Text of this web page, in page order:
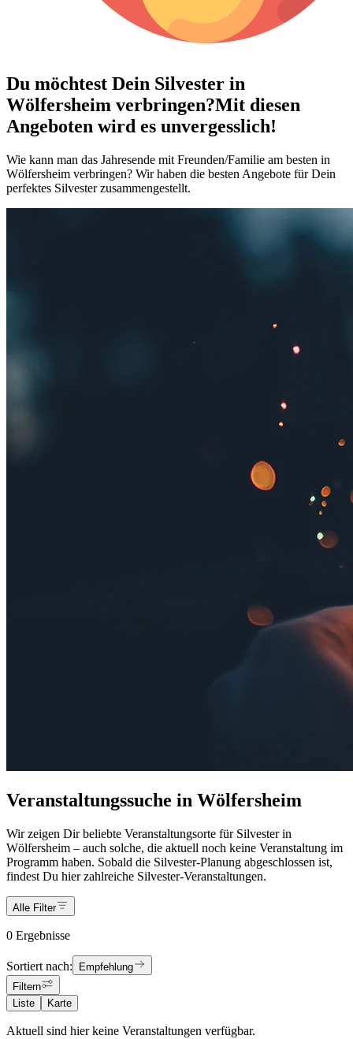
Du möchtest Dein Silvester in
Wölfersheim verbringen?Mit diesen
Angeboten wird es unvergesslich!
Wie kann man das Jahresende mit Freunden/Familie am besten in
Wölfersheim verbringen? Wir haben die besten Angebote für Dein
perfektes Silvester zusammengestellt.
Veranstaltungssuche in Wölfersheim
Wir zeigen Dir beliebte Veranstaltungsorte für Silvester in
Wölfersheim – auch solche, die aktuell noch keine Veranstaltung im
Programm haben. Sobald die Silvester-Planung abgeschlossen ist,
findest Du hier zahlreiche Silvester-Veranstaltungen.
Alle Filter
0 Ergebnisse
Sortiert nach:
Empfehlung
Filtern
Liste
Karte
Aktuell sind hier keine Veranstaltungen verfügbar.